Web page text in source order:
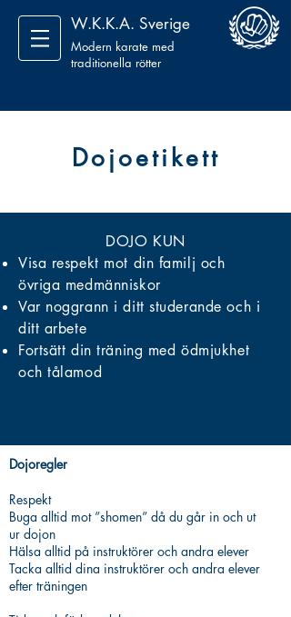
W.K.K.A. Sverige
Modern karate med
traditionella rötter
Dojoetikett
DOJO KUN
Visa respekt mot din familj och
övriga medmänniskor
Var noggrann i ditt studerande och i
ditt arbete
Fortsätt din träning med ödmjukhet
och tålamod
Dojoregler
Respekt
Buga alltid mot ”shomen” då du går in och ut
ur dojon
Hälsa alltid på instruktörer och andra elever
Tacka alltid dina instruktörer och andra elever
efter träningen